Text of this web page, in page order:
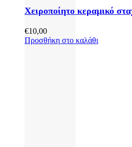
Χειροποίητο κεραμικό
€10,00
Προσθήκη στο καλάθι